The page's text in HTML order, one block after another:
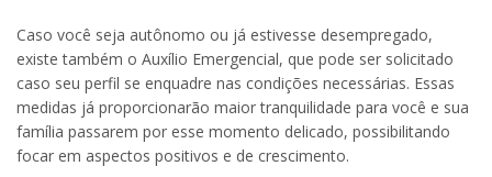
Caso você seja autônomo ou já estivesse desempregado,
existe também o Auxílio Emergencial, que pode ser solicitado
caso seu perfil se enquadre nas condições necessárias. Essas
medidas já proporcionarão maior tranquilidade para você e sua
família passarem por esse momento delicado, possibilitando
focar em aspectos positivos e de crescimento.